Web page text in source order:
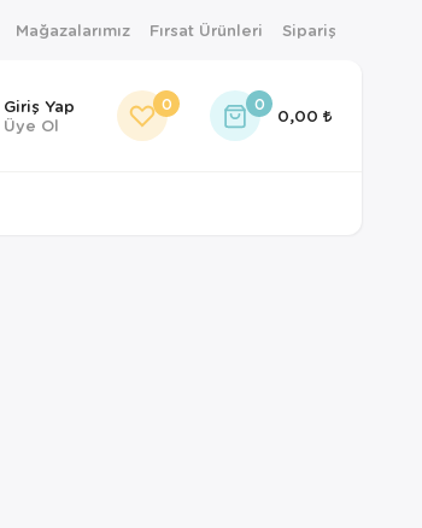
Mağazalarımız Fırsat Ürünleri Sipariş
Giriş Yap
Üye Ol
0 0
0,00